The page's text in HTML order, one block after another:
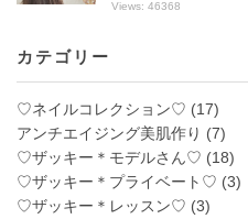
Views: 46368
カテゴリー
♡ネイルコレクション♡ (17)
アンチエイジング美肌作り (7)
♡ザッキー＊モデルさん♡ (18)
♡ザッキー＊プライベート♡ (3)
♡ザッキー＊レッスン♡ (3)